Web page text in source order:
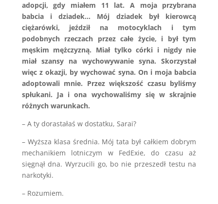
adopcji, gdy miałem 11 lat. A moja przybrana
babcia i dziadek… Mój dziadek był kierowcą
ciężarówki, jeździł na motocyklach i tym
podobnych rzeczach przez całe życie, i był tym
męskim mężczyzną. Miał tylko córki i nigdy nie
miał szansy na wychowywanie syna. Skorzystał
więc z okazji, by wychować syna. On i moja babcia
adoptowali mnie. Przez większość czasu byliśmy
spłukani. Ja i ona wychowaliśmy się w skrajnie
różnych warunkach.
– A ty dorastałaś w dostatku, Sarai?
– Wyższa klasa średnia. Mój tata był całkiem dobrym
mechanikiem lotniczym w FedExie, do czasu aż
sięgnął dna. Wyrzucili go, bo nie przeszedł testu na
narkotyki.
– Rozumiem.